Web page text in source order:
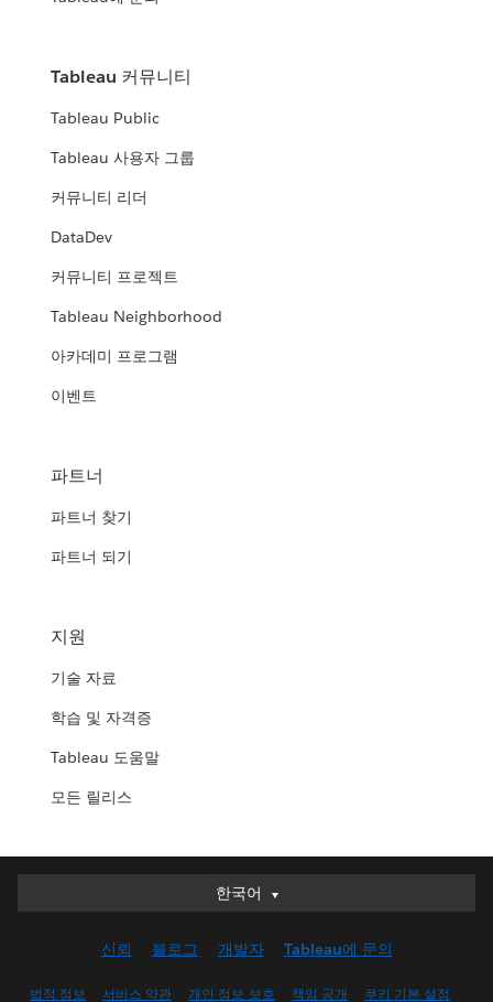
Tableau 커뮤니티
Tableau Public
Tableau 사용자 그룹
커뮤니티 리더
DataDev
커뮤니티 프로젝트
Tableau Neighborhood
아카데미 프로그램
이벤트
파트너
파트너 찾기
파트너 되기
지원
기술 자료
학습 및 자격증
Tableau 도움말
모든 릴리스
한국어
한국어
English (UK)
신뢰 블로그 개발자 Tableau에 문의
법적 정보 서비스 약관 개인 정보 보호 책임 공개 쿠키 기본 설정